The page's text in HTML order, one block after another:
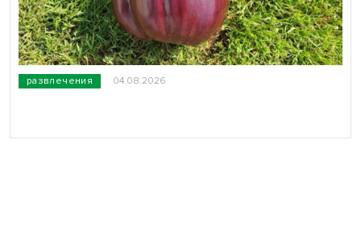
развлечения 04.08.2026